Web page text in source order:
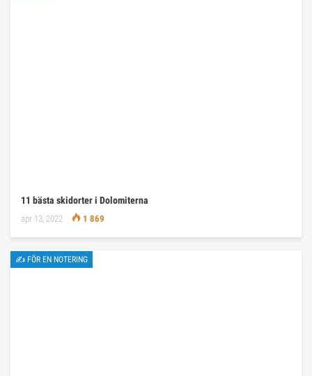
11 bästa skidorter i Dolomiterna
apr 13, 2022 1 869
✍ FÖR EN NOTERING